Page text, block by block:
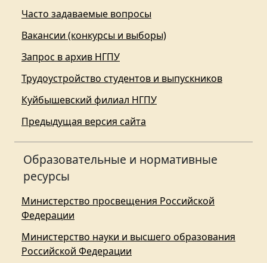
Часто задаваемые вопросы
Вакансии (конкурсы и выборы)
Запрос в архив НГПУ
Трудоустройство студентов и выпускников
Куйбышевский филиал НГПУ
Предыдущая версия сайта
Образовательные и нормативные
ресурсы
Министерство просвещения Российской
Федерации
Министерство науки и высшего образования
Российской Федерации